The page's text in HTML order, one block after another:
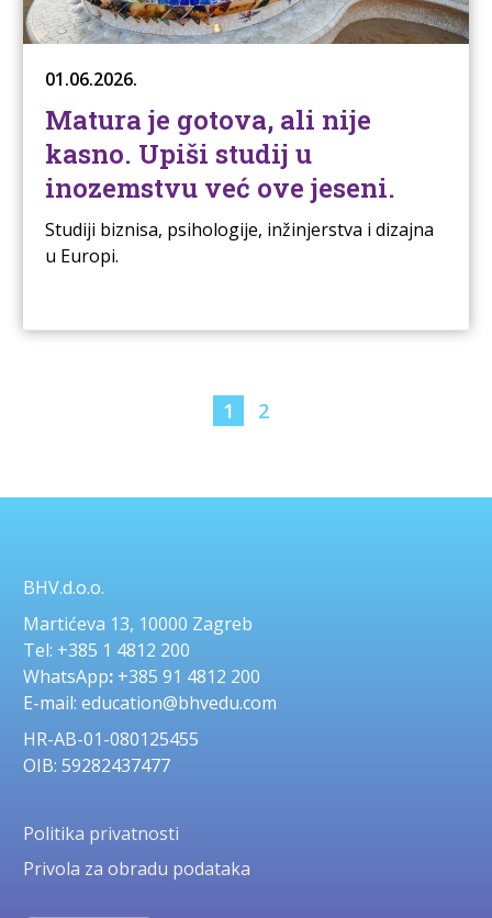
01.06.2026.
Matura je gotova, ali nije
kasno. Upiši studij u
inozemstvu već ove jeseni.
Studiji biznisa, psihologije, inžinjerstva i dizajna
u Europi.
1 2
BHV.d.o.o.
Martićeva 13, 10000 Zagreb
Tel: +385 1 4812 200
WhatsApp:+385 91 4812 200
E-mail: education@bhvedu.com
HR-AB-01-080125455
OIB: 59282437477
Politika privatnosti
Privola za obradu podataka